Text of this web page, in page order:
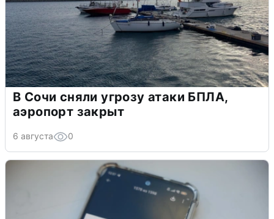
В Сочи сняли угрозу атаки БПЛА,
аэропорт закрыт
6 августа 0